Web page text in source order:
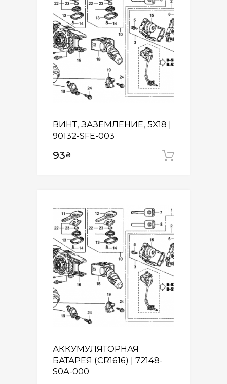
ВИНТ, ЗАЗЕМЛЕНИЕ, 5X18 |
90132-SFE-003
93₴
АККУМУЛЯТОРНАЯ
БАТАРЕЯ (CR1616) | 72148-
S0A-000